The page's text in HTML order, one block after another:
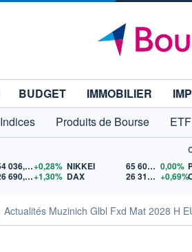
BUDGET IMMOBILIER
Indices Produits de Bourse
54 036,93+0,28%
26 690,62+1,30%
NIKKEI 65 606,71 0,00%
DAX
26 319,45 +0,69%
Actualités Muzinich Glbl Fxd Mat 2028 H